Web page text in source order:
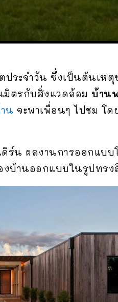
ระจำวัน ซึ่งเป็นต้นเห
มิตรกับสิ่งแวดล้อม บ้าน
น จะพาเพื่อนๆ ไปชม โ
ร์น ผลงานการออกแบ
งบ้านออกแบบในรูปทร